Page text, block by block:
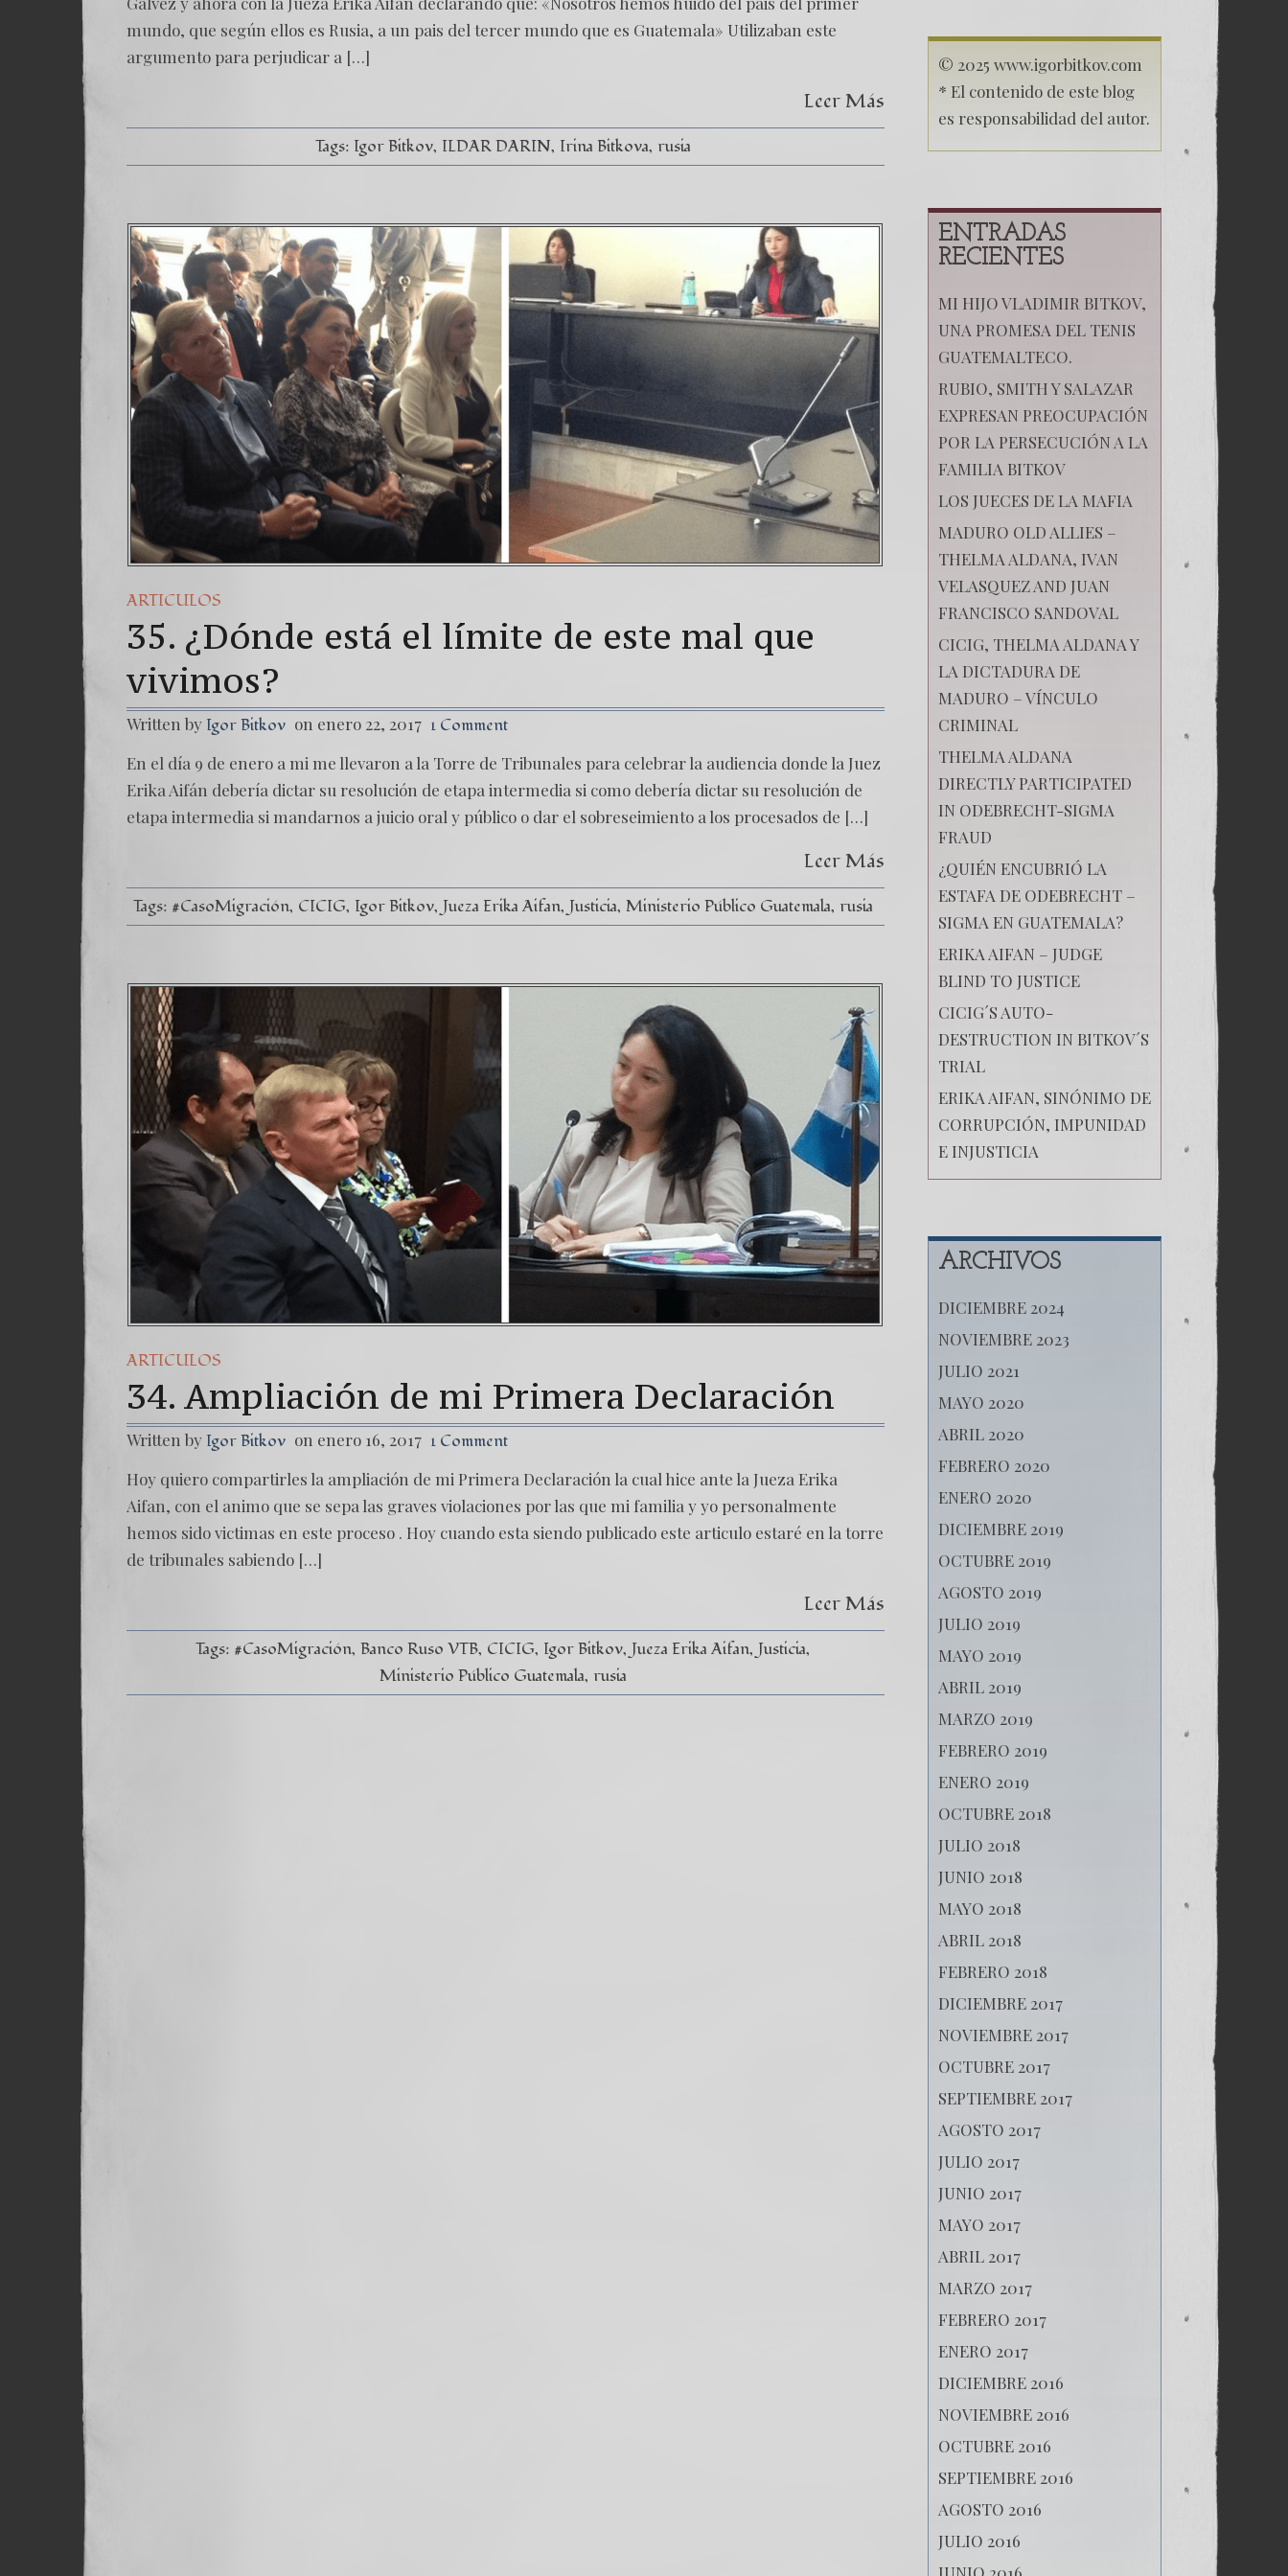
mundo, que según ellos es Rusia, a un pais del tercer mundo que es Guatemala» Utilizaban este
argumento para perjudicar a […]
Leer Más
Tags: Igor Bitkov ILDAR DARIN Irina Bitkova rusia
ARTICULOS
35. ¿Dónde está el límite de este mal que
vivimos?
Written by Igor Bitkov on enero 22, 2017 1 Comment
En el día 9 de enero a mi me llevaron a la Torre de Tribunales para celebrar la audiencia donde la Juez
Erika Aifán debería dictar su resolución de etapa intermedia si como debería dictar su resolución de
etapa intermedia si mandarnos a juicio oral y público o dar el sobreseimiento a los procesados de […]
Leer Más
Tags: #CasoMigración CICIG Igor Bitkov Jueza Erika Aifan Justicia Ministerio Público Guatemala rusia
ARTICULOS
34. Ampliación de mi Primera Declaración
Written by Igor Bitkov on enero 16, 2017 1 Comment
Hoy quiero compartirles la ampliación de mi Primera Declaración la cual hice ante la Jueza Erika
Aifan, con el animo que se sepa las graves violaciones por las que mi familia y yo personalmente
hemos sido victimas en este proceso . Hoy cuando esta siendo publicado este articulo estaré en la torre
de tribunales sabiendo […]
Leer Más
Tags: #CasoMigración Banco Ruso VTB CICIG Igor Bitkov Jueza Erika Aifan Justicia
Ministerio Público Guatemala rusia
© 2025 www.igorbitkov.com
* El contenido de este blog
es responsabilidad del autor.
ENTRADAS
RECIENTES
MI HIJO VLADIMIR BITKOV,
UNA PROMESA DEL TENIS
GUATEMALTECO.
RUBIO, SMITH Y SALAZAR
EXPRESAN PREOCUPACIÓN
POR LA PERSECUCIÓN A LA
FAMILIA BITKOV
LOS JUECES DE LA MAFIA
MADURO OLD ALLIES –
THELMA ALDANA, IVAN
VELASQUEZ AND JUAN
FRANCISCO SANDOVAL
CICIG, THELMA ALDANA Y
LA DICTADURA DE
MADURO – VÍNCULO
CRIMINAL
THELMA ALDANA
DIRECTLY PARTICIPATED
IN ODEBRECHT-SIGMA
FRAUD
¿QUIÉN ENCUBRIÓ LA
ESTAFA DE ODEBRECHT –
SIGMA EN GUATEMALA?
ERIKA AIFAN – JUDGE
BLIND TO JUSTICE
CICIG´S AUTO-
DESTRUCTION IN BITKOV´S
TRIAL
ERIKA AIFAN, SINÓNIMO DE
CORRUPCIÓN, IMPUNIDAD
E INJUSTICIA
ARCHIVOS
DICIEMBRE 2024
NOVIEMBRE 2023
JULIO 2021
MAYO 2020
ABRIL 2020
FEBRERO 2020
ENERO 2020
DICIEMBRE 2019
OCTUBRE 2019
AGOSTO 2019
JULIO 2019
MAYO 2019
ABRIL 2019
MARZO 2019
FEBRERO 2019
ENERO 2019
OCTUBRE 2018
JULIO 2018
JUNIO 2018
MAYO 2018
ABRIL 2018
FEBRERO 2018
DICIEMBRE 2017
NOVIEMBRE 2017
OCTUBRE 2017
SEPTIEMBRE 2017
AGOSTO 2017
JULIO 2017
JUNIO 2017
MAYO 2017
ABRIL 2017
MARZO 2017
FEBRERO 2017
ENERO 2017
DICIEMBRE 2016
NOVIEMBRE 2016
OCTUBRE 2016
SEPTIEMBRE 2016
AGOSTO 2016
JULIO 2016